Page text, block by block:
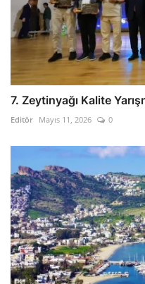
7. Zeytinyağı Kalite
Editör Mayıs 11, 2026 0